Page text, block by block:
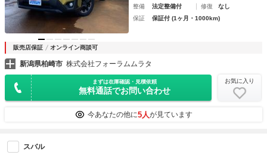
整備
法定整備付 修復
なし
保証
保証付 (1ヶ月・1000km)
販売店保証 オンライン商談可
新潟県柏崎市 株式会社フォーラムムラタ
まずは在庫確認・見積依頼
無料通話でお問い合わせ
お気に入り
今あなたの他に5人が見ています
スバル